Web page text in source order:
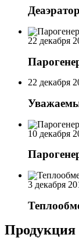
22 декабря
22 декабря
10 декабря
3 декабря
Продукция